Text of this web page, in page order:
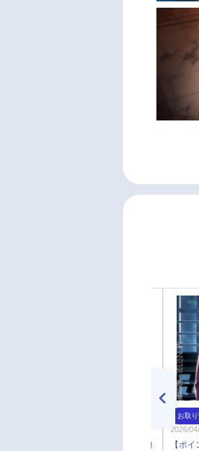
【ポイント還元版(20%)・特典
お取
2026/
【ポ